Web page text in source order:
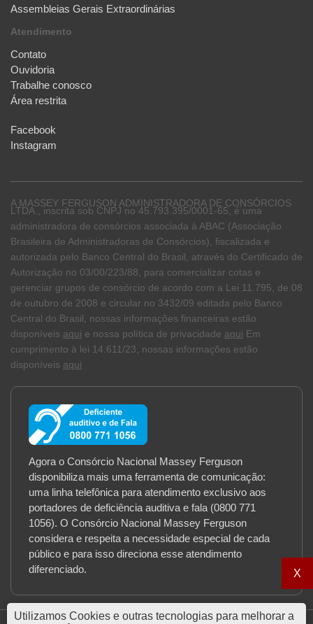
Assembleias Gerais Extraordinárias
Atendimento
Contato
Ouvidoria
Trabalhe conosco
Área restrita
Facebook
Instagram
A MASSEY FERGUSON ADMINISTRADORA DE CONSÓRCIOS
LTDA., inscrita sob CNPJ no 45.793.395/0001-65, é uma
administradora de consórcios associada à ABAC (Associação
Brasileira de Administradoras de Consórcios), fiscalizada e
autorizada pelo Banco Central do Brasil, através do Certificado de
Autorização no 03/00/223/88, para comercializar cotas e
gerenciar grupos de consórcio de acordo com a Lei 11.795, de 08
de outubro de 2008 e circular no 3432/09 editada pelo Banco
Central do Brasil, nossas informações financeiras estão
disponíveis aqui e nossa política de privacidade aqui Em
cumprimento à lei 14.611/23, nossas informações estão
disponíveis aqui
Agora o Consórcio Nacional Massey Ferguson
disponibiliza mais uma ferramenta de comunicação:
uma linha telefônica para atendimento exclusivo aos
portadores de deficiência auditiva e fala (0800 771
1056). O Consórcio Nacional Massey Ferguson
considera e respeita a necessidade especial de cada
público e para isso direciona esse atendimento
diferenciado.
Utilizamos Cookies e outras tecnologias para melhorar a
X